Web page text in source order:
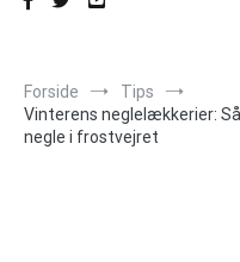
Forside
Tips
Vinterens neglelækkerier:
negle i frostvejret